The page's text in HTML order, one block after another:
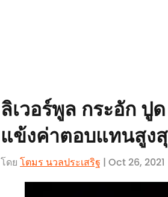
ลิเวอร์พูล กระอัก ปู
แข้งค่าตอบแทนสูง
โดย โตมร นวลประเสริฐ | Oct 26, 2021